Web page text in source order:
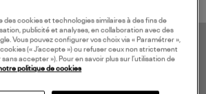
des cookies et technologies similaires à des fins de
publicité et analyses, en collaboration avec des
Vous pouvez configurer vos choix via « Paramétrer »,
(« J’accepte ») ou refuser ceux non strictement
accepter »). Pour en savoir plus sur l’utilisation de
politique de cookies